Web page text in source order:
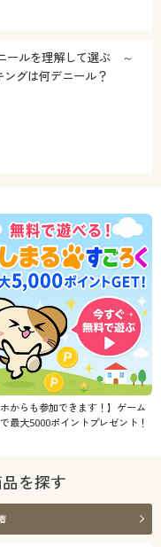
ールを理解して選ぶ ～
グは何デニール？
ホからも参加できます！】ゲーム
最大5000ポイントプレゼント！
を探す